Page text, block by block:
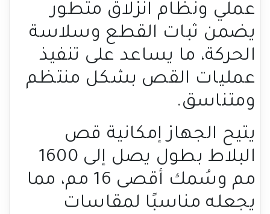
عملي ونظام انزلاق متطور
يضمن ثبات القطع وسلاسة
الحركة، ما يساعد على تنفيذ
عمليات القص بشكل منتظم
ومتناسق.
يتيح الجهاز إمكانية قص
البلاط بطول يصل إلى 1600
مم وسُمك أقصى 16 مم، مما
يجعله مناسبًا لمقاسات